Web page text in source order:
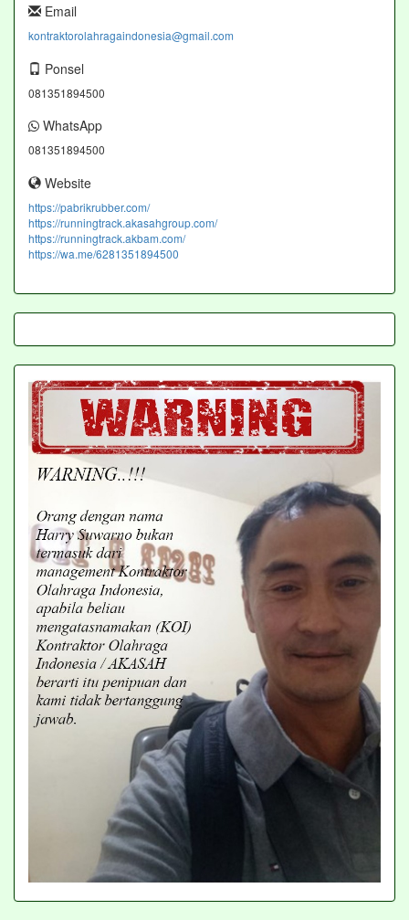
Email
kontraktorolahragaindonesia@gmail.com
Ponsel
081351894500
WhatsApp
081351894500
Website
https://pabrikrubber.com/
https://runningtrack.akasahgroup.com/
https://runningtrack.akbam.com/
https://wa.me/6281351894500